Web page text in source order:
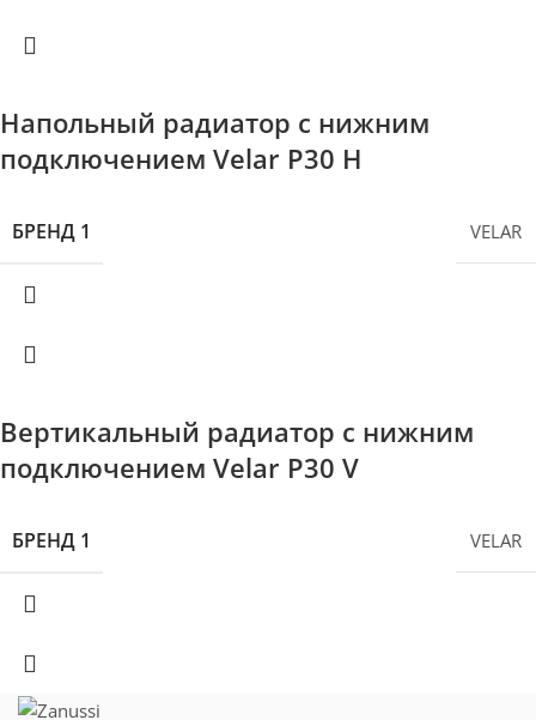
Напольный радиатор с нижним
подключением Velar P30 H
БРЕНД 1 VELAR
Вертикальный радиатор с нижним
подключением Velar P30 V
БРЕНД 1 VELAR